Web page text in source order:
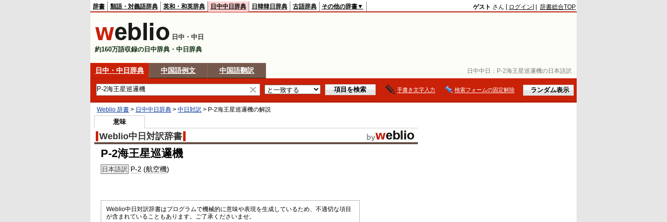
日中中日： P-2海王星巡邏機の日本語訳
辞書 類語・対義語辞典 英和・和英辞典 日中中日辞典 日韓韓日辞典 古語辞典 その他の辞書▼ ゲスト さん [ ログイン] | 辞書総合TOP
日中・中日
約160万語収録の日中辞典・中日辞典
日中・中日辞典 中国語例文 中国語翻訳
手書き文字入力 検索フォームの固定解除
Weblio 辞書 > 日中中日辞典 > 中日対訳 > P-2海王星巡邏機の解説
意味
Weblio中日対訳辞書
P-2海王星巡邏機
日本語訳 P-2 (航空機)
Weblio中日対訳辞書はプログラムで機械的に意味や表現を生成しているため、不適切な項目
が含まれていることもあります。ご了承くださいませ。